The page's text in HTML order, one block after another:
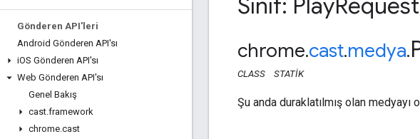
Gönderen API'leri
Android Gönderen API'sı
iOS Gönderen API'sı
Web Gönderen API'sı
Genel Bakış
cast.framework
chrome.cast
Sınıf: PlayRequest
chrome.cast.medya.
CLASS STATIK
Şu anda duraklatılmış olan medyayı